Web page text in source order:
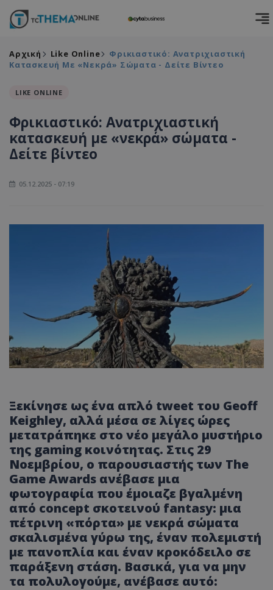
Αρχική Like Online
Φρικιαστικό: Ανατριχιαστική
Κατασκευή Με «νεκρά» Σώματα - Δείτε Βίντεο
LIKE ONLINE
Φρικιαστικό: Ανατριχιαστική
κατασκευή με «νεκρά» σώματα -
Δείτε βίντεο
05.12.2025 - 07:19
Ξεκίνησε ως ένα απλό tweet του Geoff
Keighley, αλλά μέσα σε λίγες ώρες
μετατράπηκε στο νέο μεγάλο μυστήριο
της gaming κοινότητας. Στις 29
Νοεμβρίου, ο παρουσιαστής των The
Game Awards ανέβασε μια
φωτογραφία που έμοιαζε βγαλμένη
από concept σκοτεινού fantasy: μια
πέτρινη «πόρτα» με νεκρά σώματα
σκαλισμένα γύρω της, έναν πολεμιστή
με πανοπλία και έναν κροκόδειλο σε
παράξενη στάση. Βασικά, για να μην
τα πολυλογούμε, ανέβασε αυτό: